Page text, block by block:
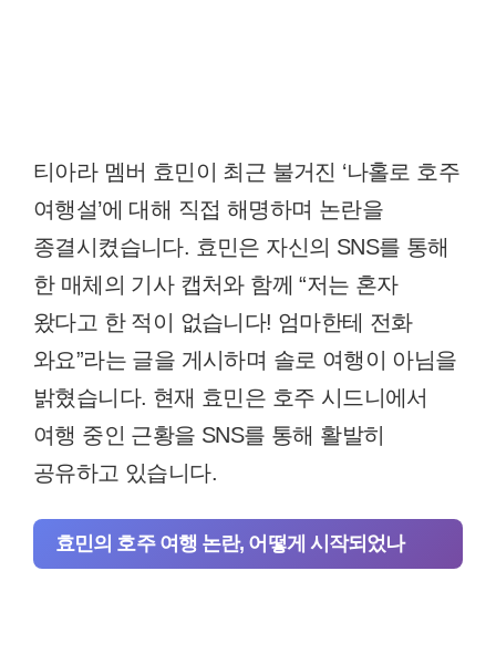
티아라 멤버 효민이 최근 불거진 ‘나홀로 호주
여행설’에 대해 직접 해명하며 논란을
종결시켰습니다. 효민은 자신의 SNS를 통해
한 매체의 기사 캡처와 함께 “저는 혼자
왔다고 한 적이 없습니다! 엄마한테 전화
와요”라는 글을 게시하며 솔로 여행이 아님을
밝혔습니다. 현재 효민은 호주 시드니에서
여행 중인 근황을 SNS를 통해 활발히
공유하고 있습니다.
효민의 호주 여행 논란, 어떻게 시작되었나